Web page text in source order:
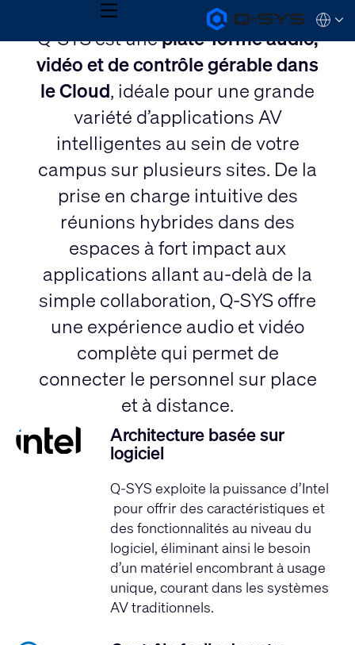
Q-
SYS
Audio
Products
Homepage
MENU
QSYS.com (English)
India (English)
Deutsch
Español
日本語
한국어
Q-SYS est uneplate-forme audio,
vidéo et de contrôle gérable dans
le Cloud, idéale pour une grande
variété d’applications AV
intelligentes au sein de votre
campus sur plusieurs sites. De la
prise en charge intuitive des
réunions hybrides dans des
espaces à fort impact aux
applications allant au-delà de la
simple collaboration, Q-SYS offre
une expérience audio et vidéo
complète qui permet de
connecter le personnel sur place
et à distance.
Architecture basée sur
logiciel
Q-SYS exploite la puissance d’Intel
pour offrir des caractéristiques et
des fonctionnalités au niveau du
logiciel, éliminant ainsi le besoin
d’un matériel encombrant à usage
unique, courant dans les systèmes
AV traditionnels.